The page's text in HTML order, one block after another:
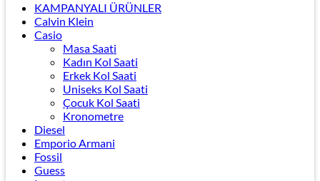
KAMPANYALI ÜRÜNLER
Calvin Klein
Casio
Masa Saati
Kadın Kol Saati
Erkek Kol Saati
Uniseks Kol Saati
Çocuk Kol Saati
Kronometre
Diesel
Emporio Armani
Fossil
Guess